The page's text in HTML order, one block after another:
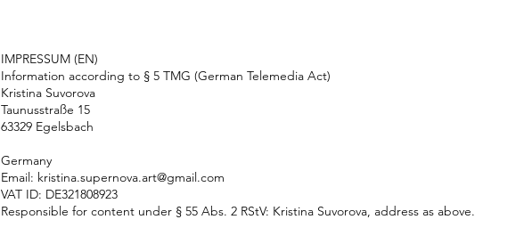
IMPRESSUM (EN)
Information according to § 5 TMG (German Telemedia Act)
Kristina Suvorova
Taunusstraße 15
63329 Egelsbach
Germany
Email: kristina.supernova.art@gmail.com
VAT ID: DE321808923
Responsible for content under § 55 Abs. 2 RStV: Kristina Suvorova, address as above.